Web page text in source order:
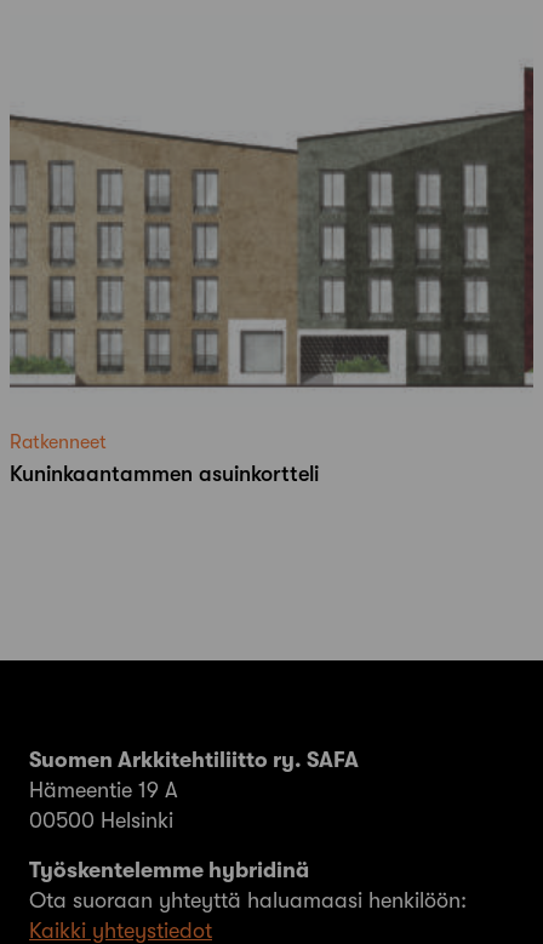
Ratkenneet
Kuninkaantammen asuinkortteli
Suomen Arkkitehtiliitto ry. SAFA
Hämeentie 19 A
00500 Helsinki
Työskentelemme hybridinä
Ota suoraan yhteyttä haluamaasi henkilöön:
Kaikki yhteystiedot